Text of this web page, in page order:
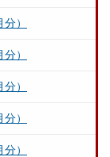
）
）
）
）
）